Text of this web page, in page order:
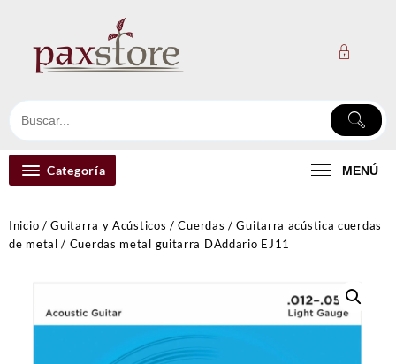
contenido
Categoría MENÚ
Inicio /Guitarra y Acústicos /Cuerdas /Guitarra acústica cuerdas
de metal / Cuerdas metal guitarra DAddario EJ11